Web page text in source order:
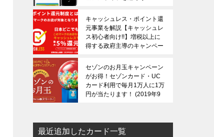
キャッシュレス・ポイント還
元事業を解説【キャッシュレ
ス初心者向け!!】増税以上に
得する政府主導のキャンペー
セゾンのお月玉キャンペーン
がお得！セゾンカード・UC
カード利用で毎月1万人に1万
円が当たります！
2019年9
最近追加したカード一覧